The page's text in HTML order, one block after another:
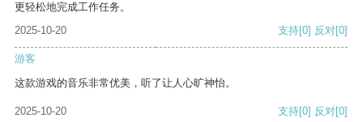
更轻松地完成工作任务。
2025-10-20
支持[0] 反对[0]
游客
这款游戏的音乐非常优美，听了让人心旷神怡。
2025-10-20 支持[0] 反对[0]